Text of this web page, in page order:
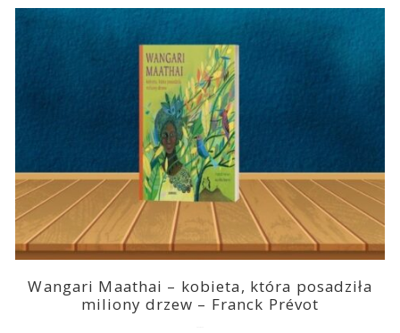
Wangari Maathai – kobieta, która posadziła
miliony drzew – Franck Prévot